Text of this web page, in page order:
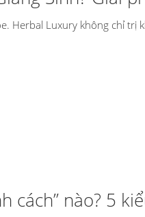
Herbal Luxury không chỉ
cách” nào? 5